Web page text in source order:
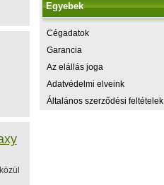
Egyebek
Cégadatok
Garancia
Az elállás joga
Adatvédelmi elveink
Általános szerződési feltételek